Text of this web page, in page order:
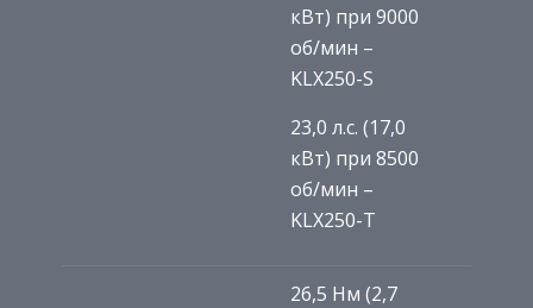
кВт) при 9000
об/мин –
KLX250-S
23,0 л.с. (17,0
кВт) при 8500
об/мин –
KLX250-T
26,5 Нм (2,7